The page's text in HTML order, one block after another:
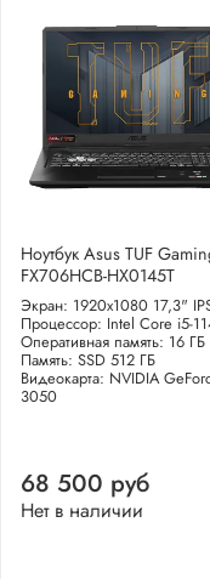
Ноутбук Asus TUF
FX706HCB-HX0145T
Экран: 1920x1080 17,3"
Процессор: Intel Core i5-
Оперативная память: 16 ГБ
Память: SSD 512 ГБ
Видеокарта: NVIDIA
3050
68 500 руб
Нет в наличии